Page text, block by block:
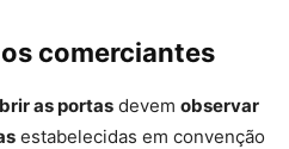
comerciantes
as portas devem observar
estabelecidas em convenção